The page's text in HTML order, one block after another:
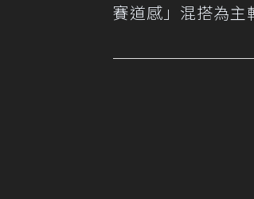
賽道感」混搭為主